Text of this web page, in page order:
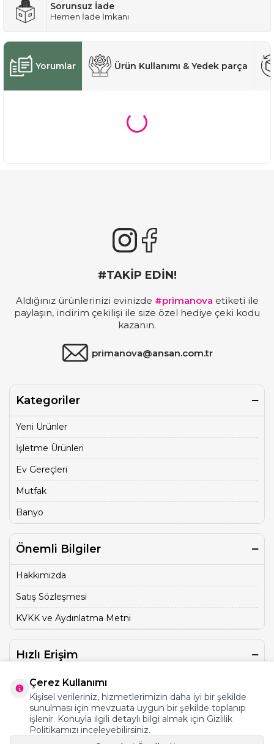
Sorunsuz İade
Hemen İade İmkanı
Yorumlar Ürün Kullanımı & Yedek parça
#TAKİP EDİN!
Aldığınız ürünlerinizi evinizde #primanova etiketi ile
paylaşın, indirim çekilişi ile size özel hediye çeki kodu
kazanın.
primanova@ansan.com.tr
Kategoriler
Yeni Ürünler
İşletme Ürünleri
Ev Gereçleri
Mutfak
Banyo
Önemli Bilgiler
Hakkımızda
Satış Sözleşmesi
KVKK ve Aydınlatma Metni
Hızlı Erişim
Üye Kayıt
İletişim
Sepet
Çerez Kullanımı
Kişisel verileriniz, hizmetlerimizin daha iyi bir şekilde
sunulması için mevzuata uygun bir şekilde toplanıp
işlenir. Konuyla ilgili detaylı bilgi almak için Gizlilik
Politikamızı inceleyebilirsiniz.